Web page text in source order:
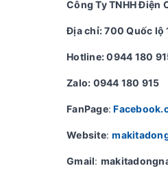
Công Ty TNHH Điện
Địa chỉ: 700 Quốc lộ
Hotline: 0944 180
Zalo: 0944 180 915
FanPage:
Website:
Gmail: